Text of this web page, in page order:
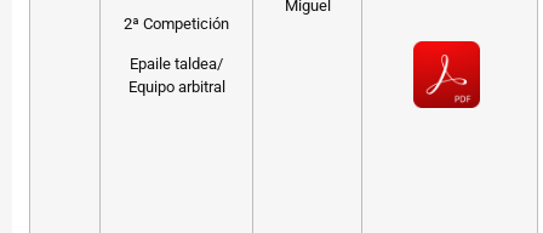
2ª Competición
Epaile taldea/
Equipo arbitral
Miguel